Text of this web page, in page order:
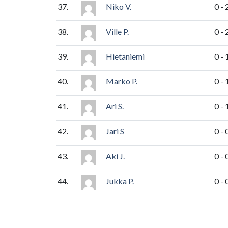
37. Niko V. 0 -
38. Ville P. 0 -
39. Hietaniemi 0 - 1
40. Marko P. 0 - 1
41. Ari S. 0 - 1
42. Jari S 0 -
43. Aki J. 0 -
44. Jukka P. 0 -